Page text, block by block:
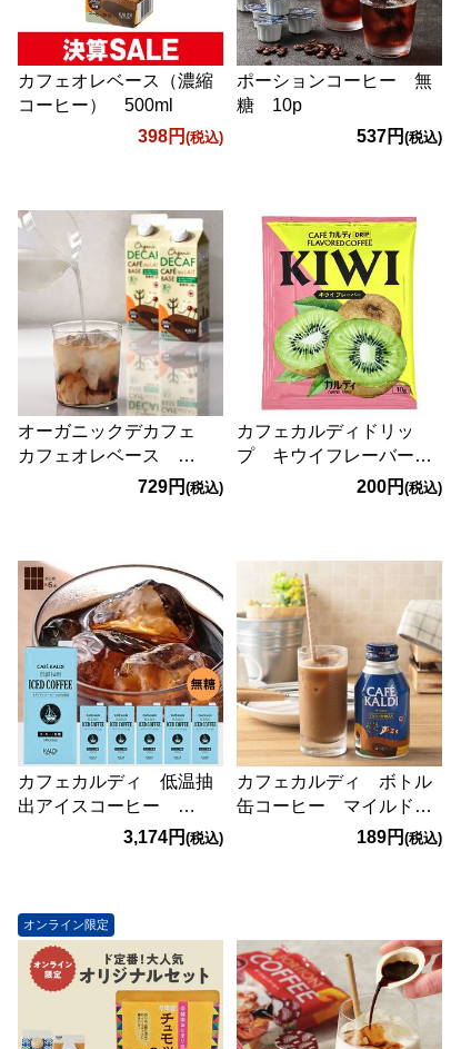
カフェオレベース（濃縮
コーヒー） 500ml
398円(税込)
ポーションコーヒー 無
糖 10p
537円 (税込)
オーガニックデカフェ
カフェオレベース
729円(税込)
カフェカルディドリッ
プ キウイフレーバーコ
200円 (税込)
カフェカルディ 低温抽
出アイスコーヒー
1000ml×6本【賞味期限：
3,174円(税込)
カフェカルディ ボトル
缶コーヒー マイルド
189円 (税込)
オンライン限定